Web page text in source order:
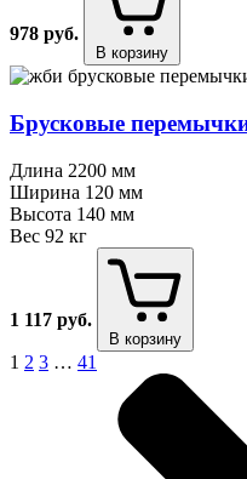
978 руб.
В корзину
Брусковые
Длина 2200 мм
Ширина 120 мм
Высота 140 мм
Вес 92 кг
1 117 руб.
В корзину
1 2 3 … 41